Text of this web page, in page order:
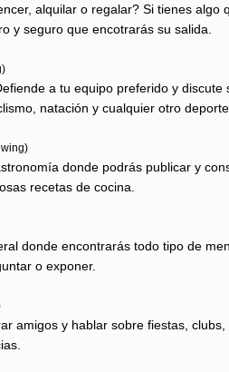
alquilar o regalar? Si tienes algo
y seguro que encotrarás su salida.
a tu equipo preferido y discute
natación y cualquier otro
donde podrás publicar y
recetas de cocina.
donde encontrarás todo tipo de
o exponer.
amigos y hablar sobre fiestas,